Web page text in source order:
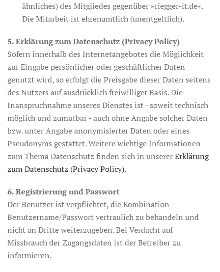
ähnliches) des Mitgliedes gegenüber »riegger-it.de«.
Die Mitarbeit ist ehrenamtlich (unentgeltlich).
5. Erklärung zum Datenschutz (Privacy Policy)
Sofern innerhalb des Internetangebotes die Möglichkeit
zur Eingabe persönlicher oder geschäftlicher Daten
genutzt wird, so erfolgt die Preisgabe dieser Daten seitens
des Nutzers auf ausdrücklich freiwilliger Basis. Die
Inanspruchnahme unseres Dienstes ist - soweit technisch
möglich und zumutbar - auch ohne Angabe solcher Daten
bzw. unter Angabe anonymisierter Daten oder eines
Pseudonyms gestattet. Weitere wichtige Informationen
zum Thema Datenschutz finden sich in unsererErklärung
zum Datenschutz (Privacy Policy).
6. Registrierung und Passwort
Der Benutzer ist verpflichtet, die Kombination
Benutzername/Passwort vertraulich zu behandeln und
nicht an Dritte weiterzugeben. Bei Verdacht auf
Missbrauch der Zugangsdaten ist der Betreiber zu
informieren.